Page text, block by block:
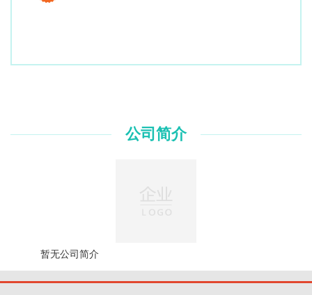
公司简介
暂无公司简介